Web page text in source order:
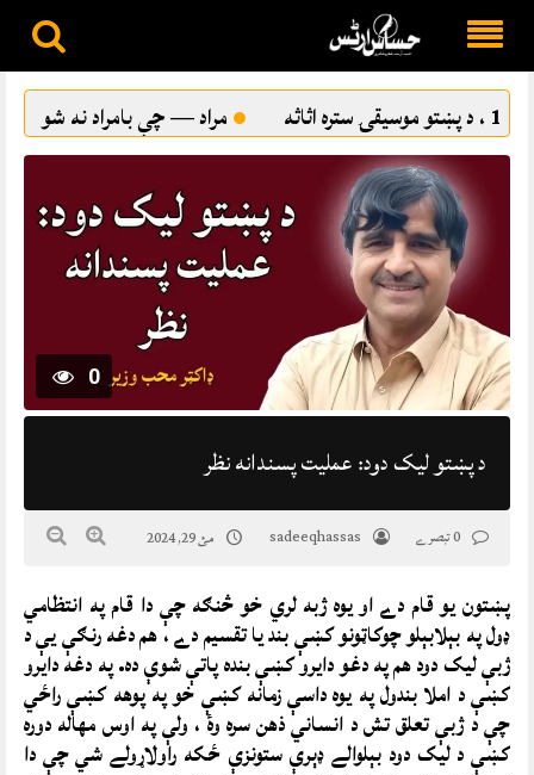
to
content
مراد — چې بامراد نه شو ترقي پسند ادب او د پښتو شاعرۍ
0
د پښتو ليک دود: عمليت پسندانه نظر
sadeeqhassas مئ 29, 2024
پښتون يو قام دے او يوه ژبه لري خو څنګه چې دا قام په انتظامي
ډول په بېلابېلو چوکاټونو کښې بند يا تقسيم دے ، هم دغه رنګې يې د
ژبې ليک دود هم په دغو دايرو کښې بنده پاتې شوې ده. په دغه دايرو
کښې د املا بندول په يوه داسې زمانه کښې خو په پوهه کښې راځي
چې د ژبې تعلق تش د انساني ذهن سره وۀ ، ولې په اوس مهاله دوره
کښې د ليک دود بېلوالے ډېرې ستونزې ځکه راولاړولے شي چې دا